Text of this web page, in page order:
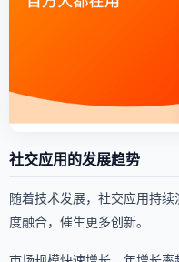
社交应用的发展趋势
随着技术发展，社交应用持
度融合，催生更多创新。